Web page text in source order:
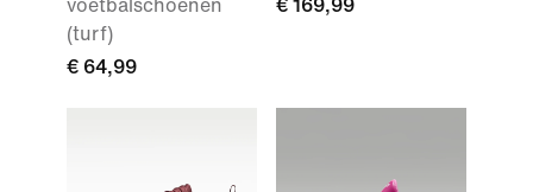
voetbalschoenen
(turf)
€ 64,99
€ 169,99